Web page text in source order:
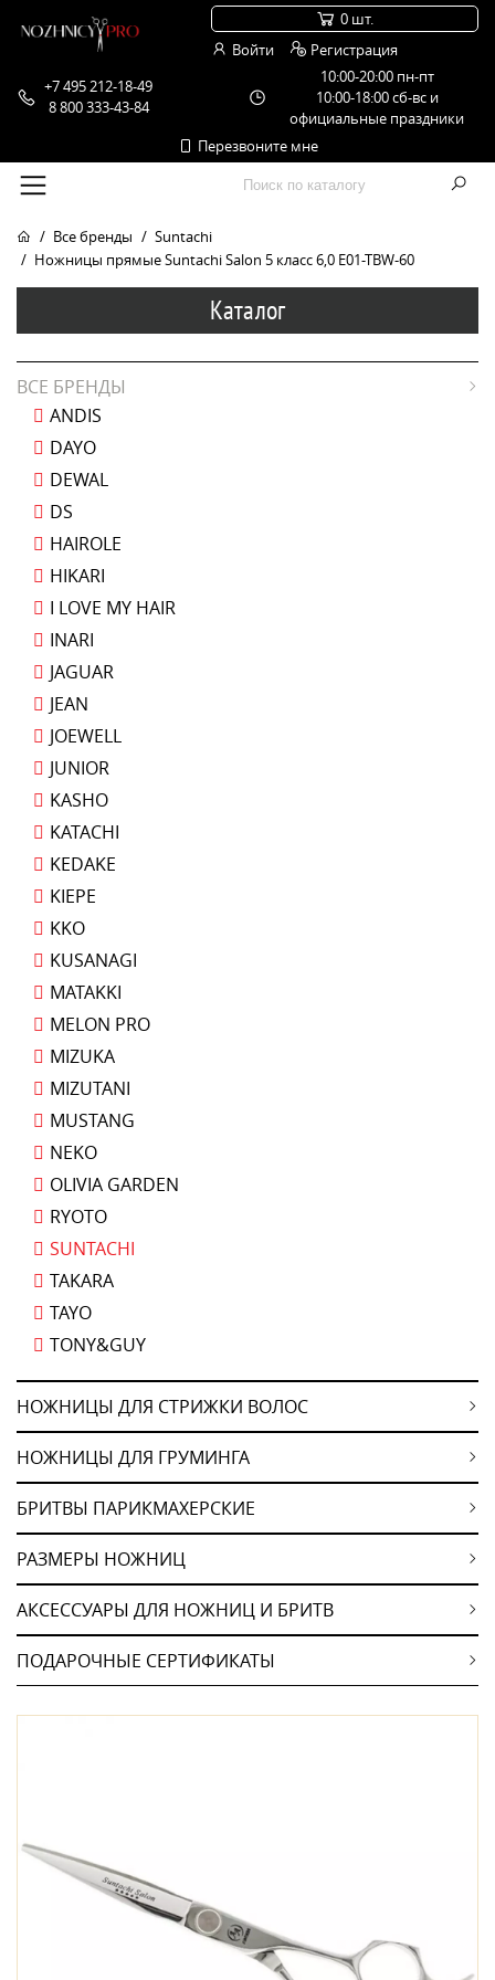
+7 495 212-18-49
8 800 333-43-84
10:00-20:00 пн-пт
10:00-18:00 сб-вс и
официальные праздники
Перезвоните мне
0 шт.
Войти
Регистрация
Все бренды
Suntachi
Ножницы прямые Suntachi Salon 5 класс 6,0 E01-TBW-60
Каталог
ВСЕ БРЕНДЫ
ANDIS
DAYO
DEWAL
DS
HAIROLE
HIKARI
I LOVE MY HAIR
INARI
JAGUAR
JEAN
JOEWELL
JUNIOR
KASHO
KATACHI
KEDAKE
KIEPE
KKO
KUSANAGI
MATAKKI
MELON PRO
MIZUKA
MIZUTANI
MUSTANG
NEKO
OLIVIA GARDEN
RYOTO
SUNTACHI
TAKARA
TAYO
TONY&GUY
НОЖНИЦЫ ДЛЯ СТРИЖКИ ВОЛОС
НОЖНИЦЫ ДЛЯ ГРУМИНГА
БРИТВЫ ПАРИКМАХЕРСКИЕ
РАЗМЕРЫ НОЖНИЦ
АКСЕССУАРЫ ДЛЯ НОЖНИЦ И БРИТВ
ПОДАРОЧНЫЕ СЕРТИФИКАТЫ